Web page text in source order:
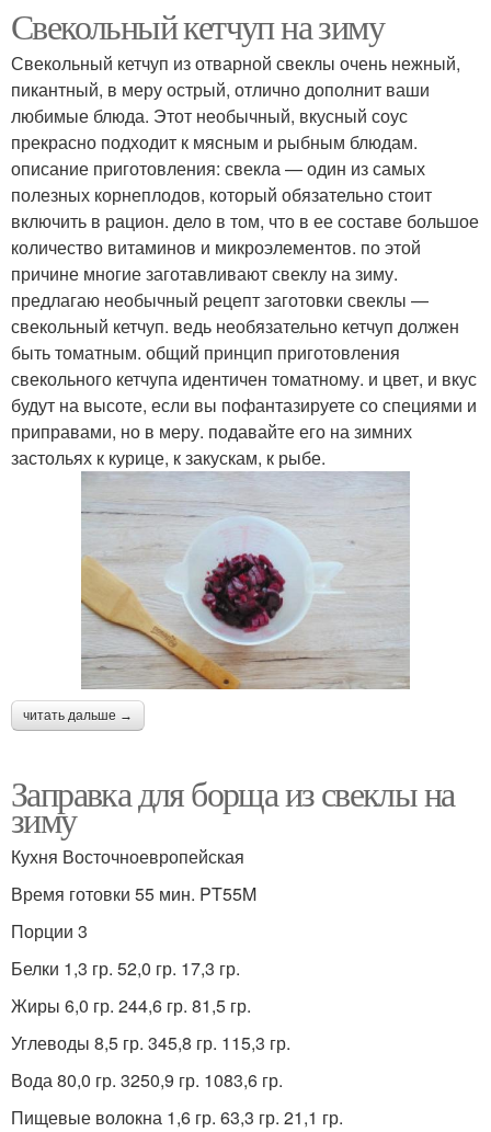
Свекольный кетчуп на зиму
Свекольный кетчуп из отварной свеклы очень нежный,
пикантный, в меру острый, отлично дополнит ваши
любимые блюда. Этот необычный, вкусный соус
прекрасно подходит к мясным и рыбным блюдам.
описание приготовления: свекла — один из самых
полезных корнеплодов, который обязательно стоит
включить в рацион. дело в том, что в ее составе большое
количество витаминов и микроэлементов. по этой
причине многие заготавливают свеклу на зиму.
предлагаю необычный рецепт заготовки свеклы —
свекольный кетчуп. ведь необязательно кетчуп должен
быть томатным. общий принцип приготовления
свекольного кетчупа идентичен томатному. и цвет, и вкус
будут на высоте, если вы пофантазируете со специями и
приправами, но в меру. подавайте его на зимних
застольях к курице, к закускам, к рыбе.
читать дальше →
Заправка для борща из свеклы на
зиму
Кухня Восточноевропейская
Время готовки 55 мин. PT55M
Порции 3
Белки 1,3 гр. 52,0 гр. 17,3 гр.
Жиры 6,0 гр. 244,6 гр. 81,5 гр.
Углеводы 8,5 гр. 345,8 гр. 115,3 гр.
Вода 80,0 гр. 3250,9 гр. 1083,6 гр.
Пищевые волокна 1,6 гр. 63,3 гр. 21,1 гр.